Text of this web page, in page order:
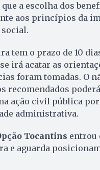
a escolha dos
aos princípios da
tem o prazo de 10
irá acatar as
foram tomadas. O
recomendados
ação civil pública por
administrativa.
Tocantins entrou
e aguarda